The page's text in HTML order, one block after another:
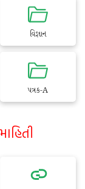
વિજ્ઞાન
પત્રક-A